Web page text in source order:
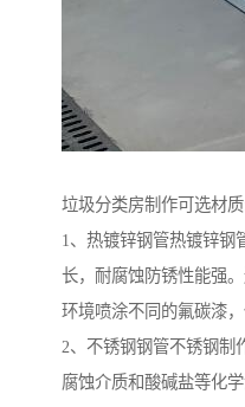
垃圾分类房制作可选材
1、热镀锌钢管热镀锌钢
长，耐腐蚀防锈性能强
环境喷涂不同的氟碳漆
2、不锈钢钢管不锈钢制
腐蚀介质和酸碱盐等化